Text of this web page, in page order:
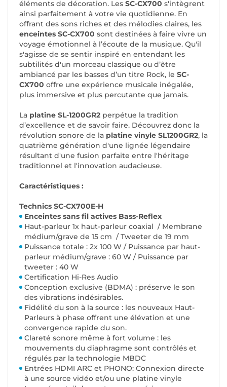
éléments de décoration. Les SC-CX700 s'intègrent
ainsi parfaitement à votre vie quotidienne. En
offrant des sons riches et des mélodies claires, les
enceintes SC-CX700 sont destinées à faire vivre un
voyage émotionnel à l’écoute de la musique. Qu'il
s'agisse de se sentir inspiré en entendant les
subtilités d'un morceau classique ou d’être
ambiancé par les basses d’un titre Rock, le SC-
CX700 offre une expérience musicale inégalée,
plus immersive et plus percutante que jamais.
La platine SL-1200GR2 perpétue la tradition
d’excellence et de savoir faire. Découvrez donc la
révolution sonore de la platine vinyle SL1200GR2, la
quatrième génération d'une lignée légendaire
résultant d'une fusion parfaite entre l'héritage
traditionnel et l'innovation audacieuse.
Caractéristiques :
Technics SC-CX700E-H
Enceintes sans fil actives Bass-Reflex
Haut-parleur 1x haut-parleur coaxial / Membrane
médium/grave de 15 cm / Tweeter de 19 mm
Puissance totale : 2x 100 W / Puissance par haut-
parleur médium/grave : 60 W / Puissance par
tweeter : 40 W
Certification Hi-Res Audio
Conception exclusive (BDMA) : préserve le son
des vibrations indésirables.
Fidélité du son à la source : les nouveaux Haut-
Parleurs à phase offrent une élévation et une
convergence rapide du son.
Clareté sonore même à fort volume : les
mouvements du diaphragme sont contrôlés et
régulés par la technologie MBDC
Entrées HDMI ARC et PHONO: Connexion directe
à une source vidéo et/ou une platine vinyle